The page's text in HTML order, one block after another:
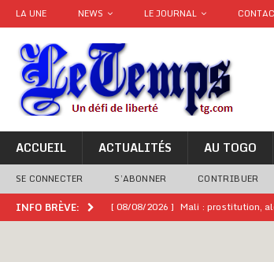
LA UNE NEWS LE JOURNAL
ACCUEIL ACTUALITÉS AU TOGO
SE CONNECTER S’ABONNER CONTRIBUER
INFO BRÈVE: [ 08/08/2026 ] Mali : prostitution,